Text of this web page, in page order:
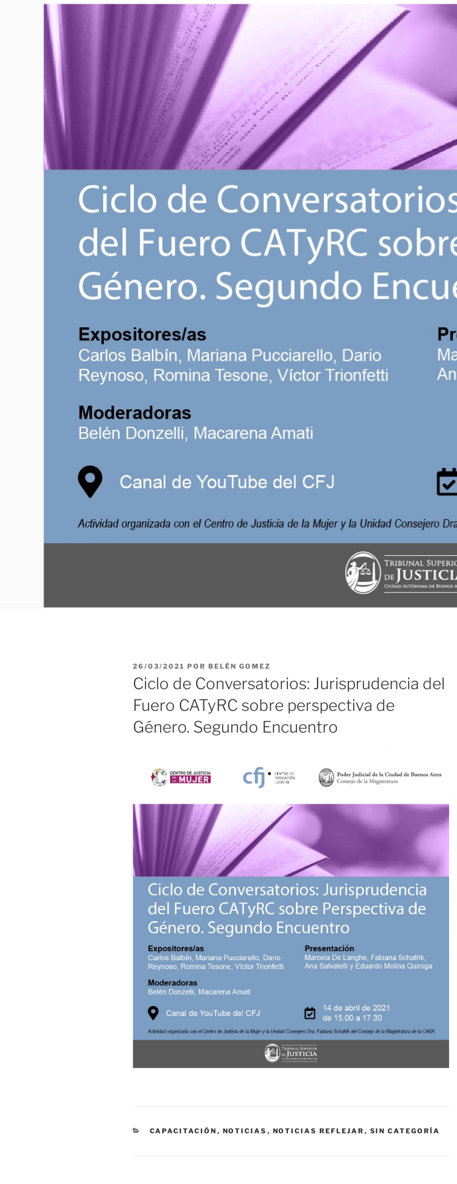
PUBLICADO
EL
26/03/2021 POR BELÉN GOMEZ
Ciclo de Conversatorios: Jurisprudencia del
Fuero CATyRC sobre perspectiva de
Género. Segundo Encuentro
CATEGORÍAS
CAPACITACIÓN , NOTICIAS , NOTICIAS REFLEJAR , SIN CATEGORÍA